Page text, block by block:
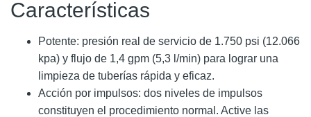
Características
Potente: presión real de servicio de 1.750 psi (12.066
kpa) y flujo de 1,4 gpm (5,3 l/min) para lograr una
limpieza de tuberías rápida y eficaz.
Acción por impulsos: dos niveles de impulsos
constituyen el procedimiento normal. Active las